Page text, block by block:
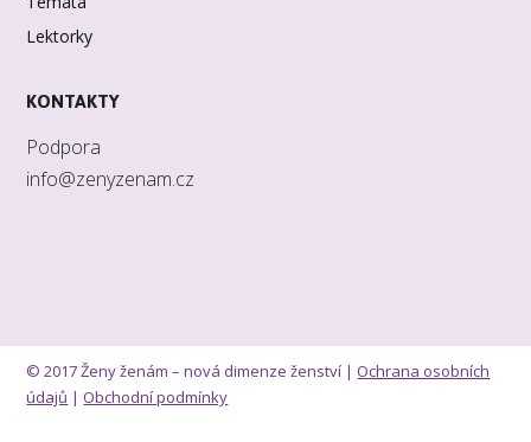
Lektorky
KONTAKTY
Podpora
info@zenyzenam.cz
© 2017 Ženy ženám – nová dimenze ženství | Ochrana osobních
údajů | Obchodní podmínky